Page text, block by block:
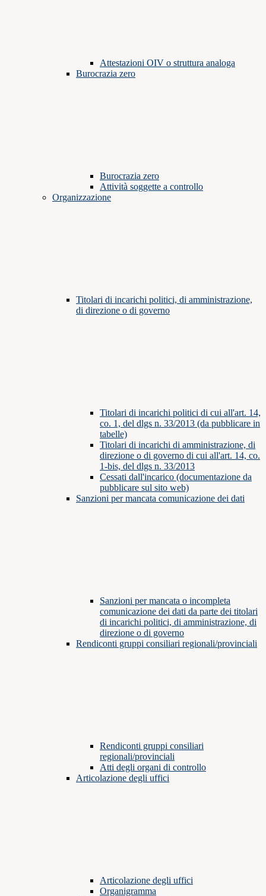
Attestazioni OIV o struttura analoga
Burocrazia zero
Burocrazia zero
Attività soggette a controllo
Organizzazione
Titolari di incarichi politici, di amministrazione,
di direzione o di governo
Titolari di incarichi politici di cui all'art. 14,
co. 1, del dlgs n. 33/2013 (da pubblicare in
tabelle)
Titolari di incarichi di amministrazione, di
direzione o di governo di cui all'art. 14, co.
1-bis, del dlgs n. 33/2013
Cessati dall'incarico (documentazione da
pubblicare sul sito web)
Sanzioni per mancata comunicazione dei dati
Sanzioni per mancata o incompleta
comunicazione dei dati da parte dei titolari
di incarichi politici, di amministrazione, di
direzione o di governo
Rendiconti gruppi consiliari regionali/provinciali
Rendiconti gruppi consiliari
regionali/provinciali
Atti degli organi di controllo
Articolazione degli uffici
Articolazione degli uffici
Organigramma